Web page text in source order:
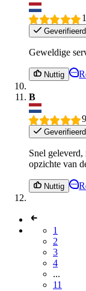
Geverifieerd
Geweldige
Nuttig
B
Geverifieerd
Snel
opzichte van
Nuttig
1
2
3
4
...
11